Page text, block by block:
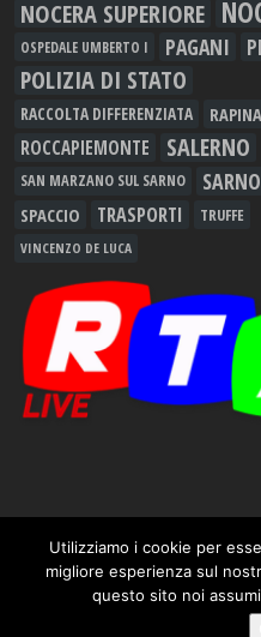
NOCERA SUPERIORE
OSPEDALE UMBERTO I PAGANI
POLIZIA DI STATO
RACCOLTA DIFFERENZIATA RAPINA
ROCCAPIEMONTE SALERNO
SAN MARZANO SUL SARNO SARNO
SPACCIO TRASPORTI TRUFFE
VINCENZO DE LUCA
- Testata
Utilizziamo i cookie per
migliore esperienza sul
questo sito noi